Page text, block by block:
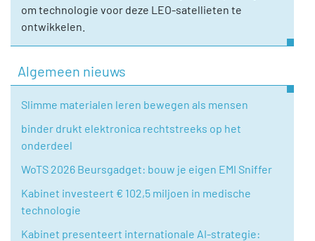
om technologie voor deze LEO-satellieten te
ontwikkelen.
Algemeen nieuws
Slimme materialen leren bewegen als mensen
binder drukt elektronica rechtstreeks op het
onderdeel
WoTS 2026 Beursgadget: bouw je eigen EMI Sniffer
Kabinet investeert € 102,5 miljoen in medische
technologie
Kabinet presenteert internationale AI-strategie: